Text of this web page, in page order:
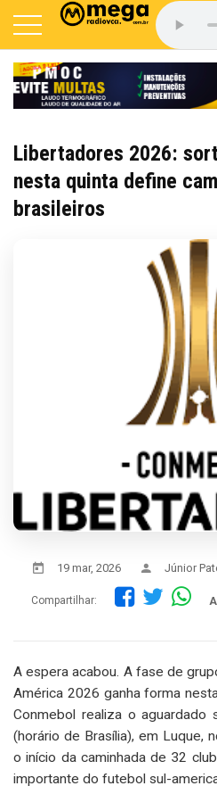
Libertadores 2026:
nesta quinta define
brasileiros
19 mar, 2026 Júnior
Compartilhar:
A espera acabou. A fase de
América 2026 ganha forma
Conmebol realiza o aguardado
(horário de Brasília), em Luque,
o início da caminhada de 32
importante do futebol sul-